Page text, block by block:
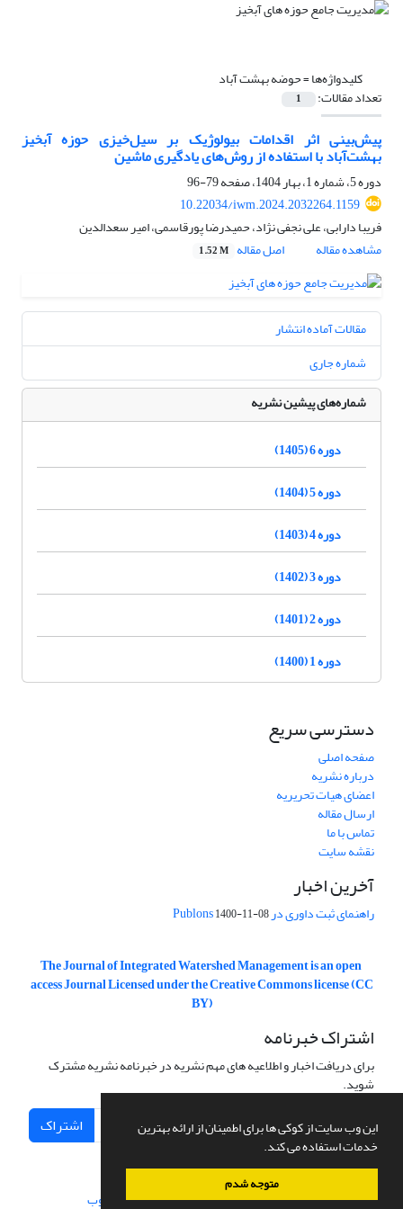
این وب سایت از کوکی ها برای اطمینان از ارائه بهترین
خدمات استفاده می کند.
متوجه شدم
کلیدواژه‌ها =حوضه بهشت آباد
تعداد مقالات: 1
پیش‌بینی اثر اقدامات بیولوژیک بر سیل‌خیزی حوزه آبخیز
بهشت‌آباد با استفاده از روش‌های یادگیری ماشین
دوره 5، شماره 1، بهار 1404، صفحه
79-96
10.22034/iwm.2024.2032264.1159
فریبا دارابی، علی نجفی نژاد، حمیدرضا پورقاسمی، امیر سعدالدین
مشاهده مقاله
اصل مقاله 1.52 M
مقالات آماده انتشار
شماره جاری
شماره‌های پیشین نشریه
دوره 6 (1405)
دوره 5 (1404)
دوره 4 (1403)
دوره 3 (1402)
دوره 2 (1401)
دوره 1 (1400)
دسترسی سریع
صفحه اصلی
درباره نشریه
اعضای هیات تحریریه
ارسال مقاله
تماس با ما
نقشه سایت
آخرین اخبار
راهنمای ثبت داوری در Publons1400-11-08
The Journal of Integrated Watershed Management is an open
access Journal Licensed under the Creative Commons license (CC
BY)
اشتراک خبرنامه
برای دریافت اخبار و اطلاعیه های مهم نشریه در خبرنامه نشریه مشترک
شوید.
اشتراک
سامانه مدیریت نشریات علمی.طراحی و پیاده سازی از سیناوب